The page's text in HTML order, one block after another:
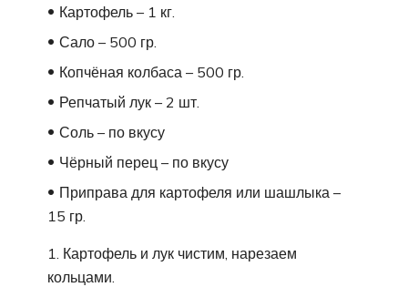
Картофель – 1 кг.
Сало – 500 гр.
Копчёная колбаса – 500 гр.
Репчатый лук – 2 шт.
Соль – по вкусу
Чёрный перец – по вкусу
Приправа для картофеля или шашлыка –
15 гр.
1. Картофель и лук чистим, нарезаем
кольцами.